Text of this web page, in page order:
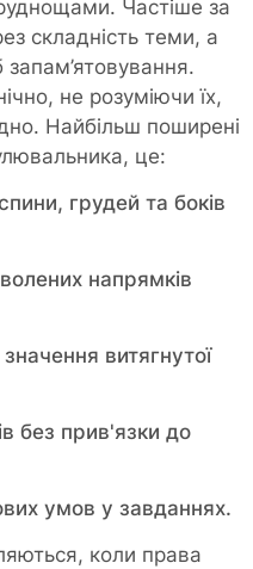
Частіше за
складність теми, а
не розуміючи їх,
Найбільш поширені
це:
грудей та боків
напрямків
витягнутої
без прив'язки до
умов у завданнях.
коли права